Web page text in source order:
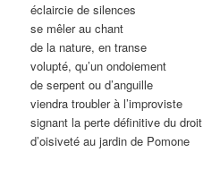
éclaircie de silences
se mêler au chant
de la nature, en transe
volupté, qu’un ondoiement
de serpent ou d’anguille
viendra troubler à l’improviste
signant la perte définitive du droit
d’oisiveté au jardin de Pomone